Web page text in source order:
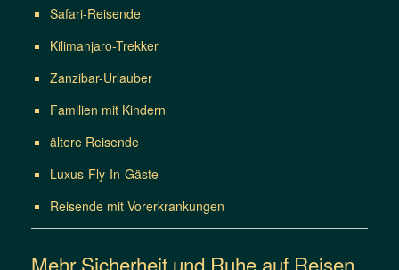
Safari-Reisende
Kilimanjaro-Trekker
Zanzibar-Urlauber
Familien mit Kindern
ältere Reisende
Luxus-Fly-In-Gäste
Reisende mit Vorerkrankungen
Mehr Sicherheit und Ruhe auf Reisen